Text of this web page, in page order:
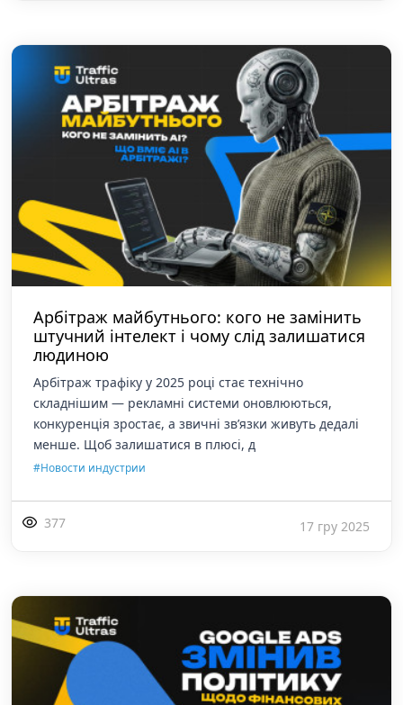
Арбітраж майбутнього: кого не замінить
штучний інтелект і чому слід залишатися
людиною
Арбітраж трафіку у 2025 році стає технічно
складнішим — рекламні системи оновлюються,
конкуренція зростає, а звичні зв’язки живуть дедалі
менше. Щоб залишатися в плюсі, д
#Новости индустрии
377 17 гру 2025